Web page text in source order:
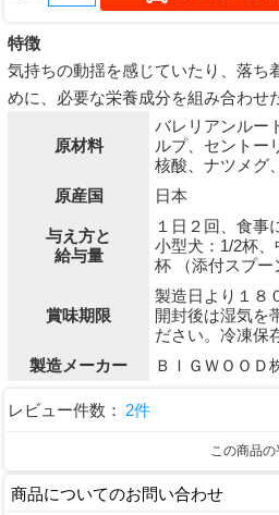
特徴
気持ちの動揺を感じていたり、落ち
めに、必要な栄養成分を組み合わせ
原材料
バレリアンルー
ルプ、セントー
核酸、ナツメグ
原産国
日本
与え方と
給与量
１日２回、食事
小型犬：1/2杯
杯 （添付スプ
賞味期限
製造日より１８
開封後は湿気を
ださい。冷凍保
製造メーカー
ＢＩＧＷＯＯＤ
レビュー件数： 2件
この商品の
商品についてのお問い合わせ